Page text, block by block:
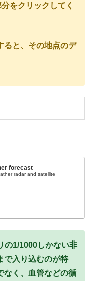
をクリックしてく
と、その地点のデ
forecast
radar and satellite
の1/1000しかない非
で入り込むのが特
なく、血管などの循